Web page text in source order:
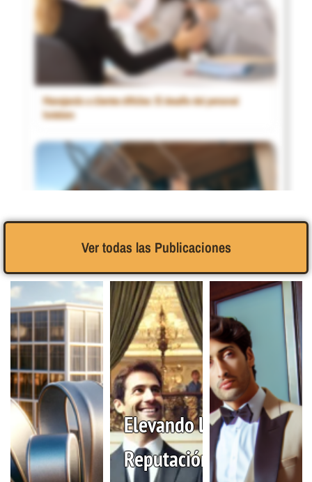
Manejando a clientes difíciles: El desafío del personal
hotelero
Captar a los clientes leales, independientemente del canal
que utilicen
Ver todas las Publicaciones
Elevando la
Reputación